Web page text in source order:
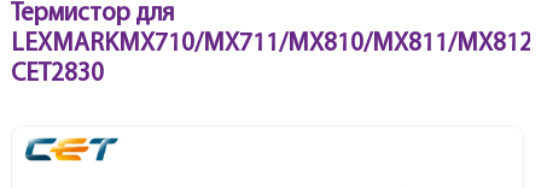
Термистор для
LEXMARKMX710/MX711/MX810/MX811/
CET2830